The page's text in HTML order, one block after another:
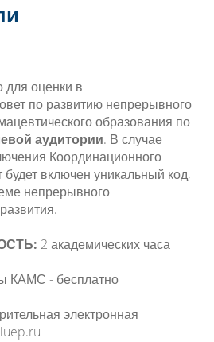
оценки в
по развитию непрерывного
образования по
аудитории. В случае
Координационного
включен уникальный код,
непрерывного
2 академических часа
КАМС - бесплатно
электронная